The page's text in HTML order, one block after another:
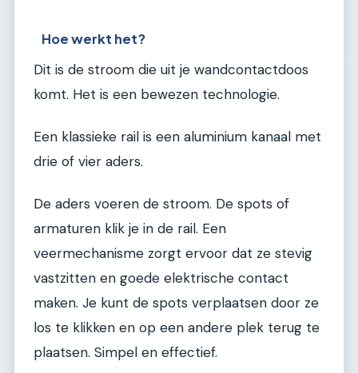
Hoe werkt het?
Dit is de stroom die uit je wandcontactdoos
komt. Het is een bewezen technologie.
Een klassieke rail is een aluminium kanaal met
drie of vier aders.
De aders voeren de stroom. De spots of
armaturen klik je in de rail. Een
veermechanisme zorgt ervoor dat ze stevig
vastzitten en goede elektrische contact
maken. Je kunt de spots verplaatsen door ze
los te klikken en op een andere plek terug te
plaatsen. Simpel en effectief.